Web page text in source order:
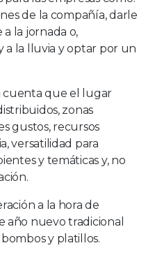
de la compañía, darle
la jornada o,
a la lluvia y optar por un
cuenta que el lugar
zonas
gustos, recursos
versatilidad para
y temáticas y, no
a la hora de
año nuevo tradicional
y platillos.